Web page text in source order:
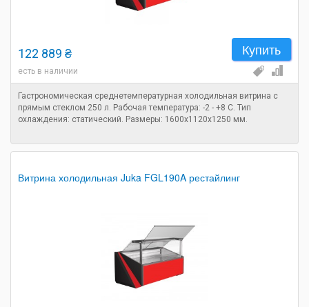
Купить
122 889 ₴
есть в наличии
Гастрономическая среднетемпературная холодильная витрина с
прямым стеклом 250 л. Рабочая температура: -2 - +8 C. Тип
охлаждения: статический. Размеры: 1600х1120х1250 мм.
Витрина холодильная Juka FGL190A рестайлинг